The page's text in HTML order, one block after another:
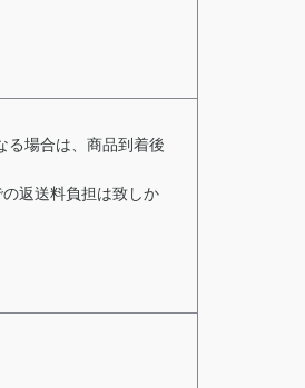
る場合は、商品到着後
返送料負担は致しか